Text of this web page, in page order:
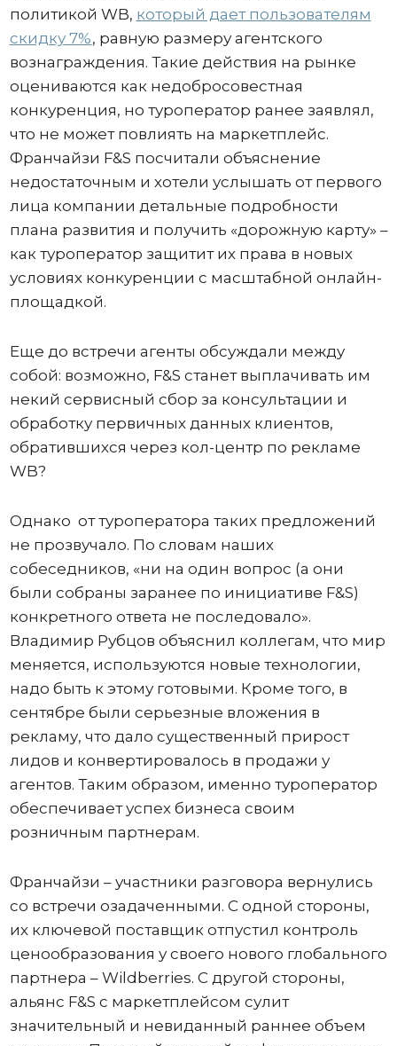
политикой WB, который дает пользователям
скидку 7%, равную размеру агентского
вознаграждения. Такие действия на рынке
оцениваются как недобросовестная
конкуренция, но туроператор ранее заявлял,
что не может повлиять на маркетплейс.
Франчайзи F&S посчитали объяснение
недостаточным и хотели услышать от первого
лица компании детальные подробности
плана развития и получить «дорожную карту» –
как туроператор защитит их права в новых
условиях конкуренции с масштабной онлайн-
площадкой.
Еще до встречи агенты обсуждали между
собой: возможно, F&S станет выплачивать им
некий сервисный сбор за консультации и
обработку первичных данных клиентов,
обратившихся через кол-центр по рекламе
WB?
Однако от туроператора таких предложений
не прозвучало. По словам наших
собеседников, «ни на один вопрос (а они
были собраны заранее по инициативе F&S)
конкретного ответа не последовало».
Владимир Рубцов объяснил коллегам, что мир
меняется, используются новые технологии,
надо быть к этому готовыми. Кроме того, в
сентябре были серьезные вложения в
рекламу, что дало существенный прирост
лидов и конвертировалось в продажи у
агентов. Таким образом, именно туроператор
обеспечивает успех бизнеса своим
розничным партнерам.
Франчайзи – участники разговора вернулись
со встречи озадаченными. С одной стороны,
их ключевой поставщик отпустил контроль
ценообразования у своего нового глобального
партнера – Wildberries. С другой стороны,
альянс F&S с маркетплейсом сулит
значительный и невиданный раннее объем